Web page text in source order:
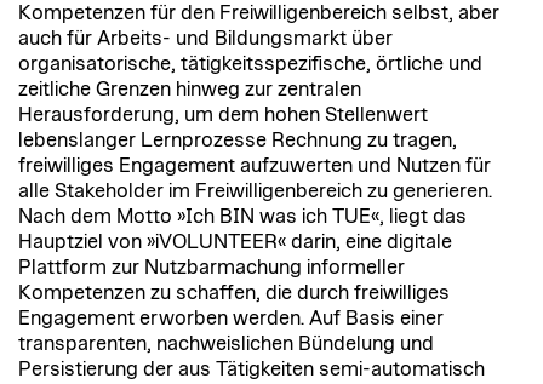
Kompetenzen für den Freiwilligenbereich selbst, aber
auch für Arbeits- und Bildungsmarkt über
organisatorische, tätigkeitsspezifische, örtliche und
zeitliche Grenzen hinweg zur zentralen
Herausforderung, um dem hohen Stellenwert
lebenslanger Lernprozesse Rechnung zu tragen,
freiwilliges Engagement aufzuwerten und Nutzen für
alle Stakeholder im Freiwilligenbereich zu generieren.
Nach dem Motto »Ich BIN was ich TUE«, liegt das
Hauptziel von »iVOLUNTEER« darin, eine digitale
Plattform zur Nutzbarmachung informeller
Kompetenzen zu schaffen, die durch freiwilliges
Engagement erworben werden. Auf Basis einer
transparenten, nachweislichen Bündelung und
Persistierung der aus Tätigkeiten semi-automatisch